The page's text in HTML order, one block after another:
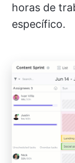
horas de
específico.